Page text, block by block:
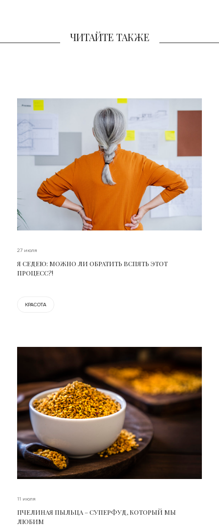
ЧИТАЙТЕ ТАКЖЕ
27 июля
Я СЕДЕЮ: МОЖНО ЛИ ОБРАТИТЬ ВСПЯТЬ ЭТОТ
ПРОЦЕСС?!
КРАСОТА
11 июля
ПЧЕЛИНАЯ ПЫЛЬЦА – СУПЕРФУД, КОТОРЫЙ МЫ
ЛЮБИМ